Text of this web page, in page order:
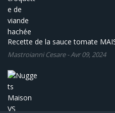
Recette de la sauce tomate
Mastroianni Cesare-Avr 09, 2024